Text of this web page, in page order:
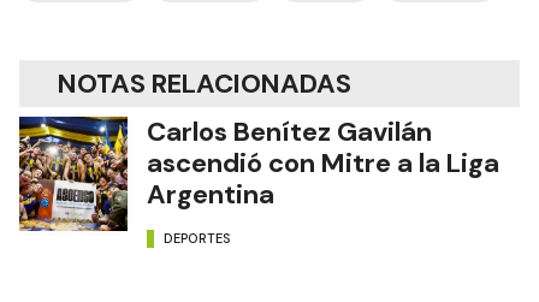
NOTAS RELACIONADAS
Carlos Benítez Gavilán
ascendió con Mitre a la Liga
Argentina
DEPORTES